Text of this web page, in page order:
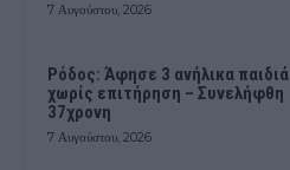
7 Αυγούστου, 2026
Ρόδος: Άφησε 3 ανήλικα παιδιά
χωρίς επιτήρηση – Συνελήφθη
37χρονη
7 Αυγούστου, 2026